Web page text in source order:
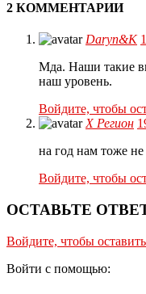
2 КОММЕНТАРИИ
Daryn&K
Мда. Наши такие
наш уровень.
Войдите, чтобы
X Регион
на год нам тоже
Войдите, чтобы
ОСТАВЬТЕ
Войдите, чтобы
Войти с помощью: